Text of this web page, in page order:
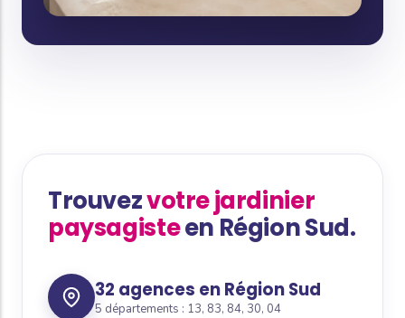
Trouvezvotre jardinier
paysagisteen Région Sud.
32 agences en Région Sud
5 départements : 13, 83, 84, 30, 04